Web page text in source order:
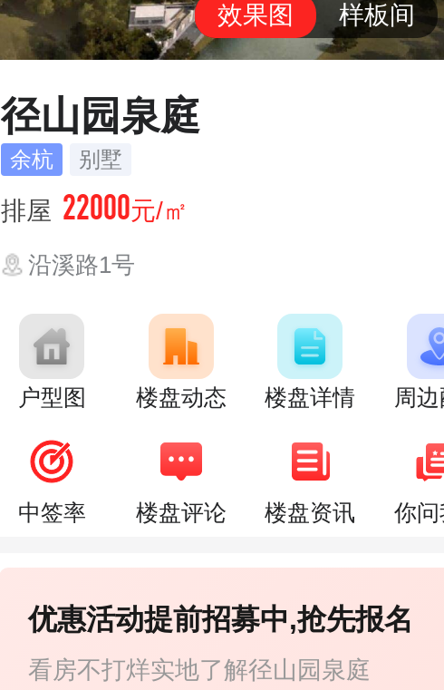
效果图 样板间
径山园泉庭
余杭 别墅
排屋 22000元/㎡
沿溪路1号
户型图 楼盘动态 楼盘详情 周
中签率 楼盘评论 楼盘资讯 你
看房不打烊实地了解径山园泉庭
优惠活动提前招募中,抢先报名